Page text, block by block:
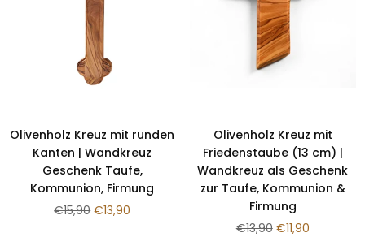
Olivenholz Kreuz mit runden
Kanten | Wandkreuz
Geschenk Taufe,
Kommunion, Firmung
Normaler
€15,90 €13,90
Olivenholz Kreuz mit
Friedenstaube (13 cm) |
Wandkreuz als Geschenk
zur Taufe, Kommunion &
Firmung
Normaler
€13,90 €11,90